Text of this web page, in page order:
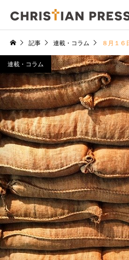
記事 連載・コラム ８月１６
連載・コラム